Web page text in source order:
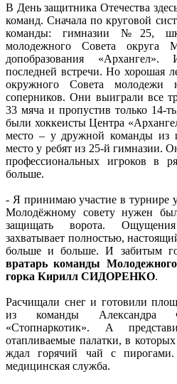
В День защитника Отечества
команд. Сначала по круговой
команды: гимназии №25,
молодежного Совета округа
допобразования «Архангел».
последней встречи. Но хорошая
окружного Совета молодежи
соперников. Они выиграли все
33 мяча и пропустив только 14-
были хоккеисты Центра
место – у дружной команды
место у ребят из 25-й гимназии.
профессиональных игроков в
больше.
- Я принимаю участие в турнире
Молодёжному совету нужен
защищать ворота.
захватывает полностью,
больше и больше. И забитым
вратарь команды
горка Кирилл СИДОРЕНКО.
Расчищали снег и готовили
из команды Александра
«Стопнаркотик». А
отапливаемые палатки, в
ждал горячий чай с
медицинская служба.